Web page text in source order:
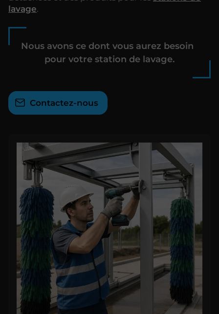
lavage.
Nous avons ce dont vous aurez besoin
pour votre station de lavage.
Contactez-nous